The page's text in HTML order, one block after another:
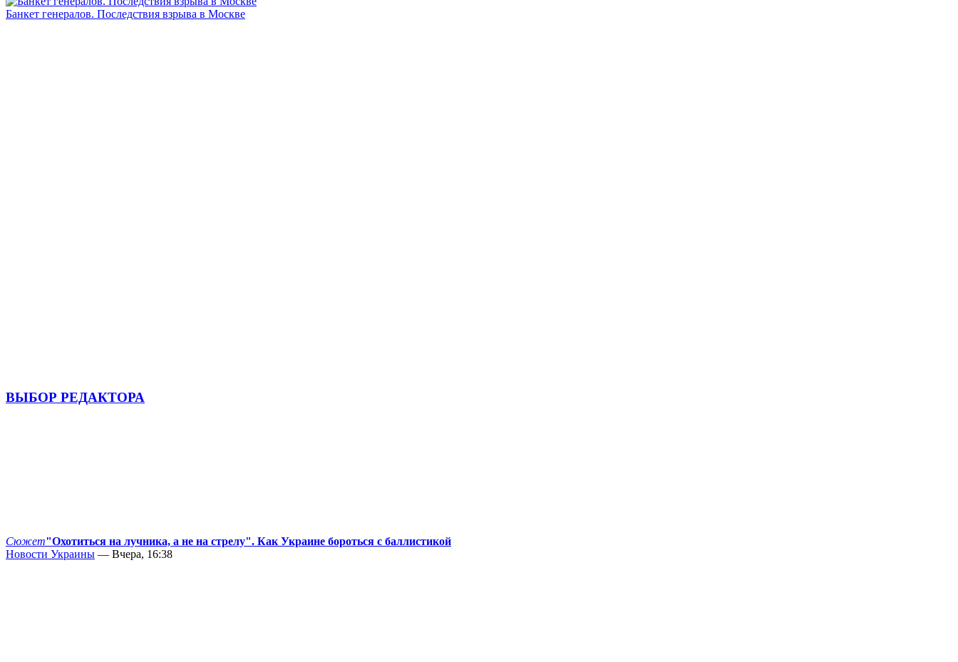
Банкет генералов. Последствия взрыва в Москве
ВЫБОР РЕДАКТОРА
Сюжет"Охотиться на лучника, а не на стрелу". Как Украине бороться с баллистикой
Новости Украины — Вчера, 16:38